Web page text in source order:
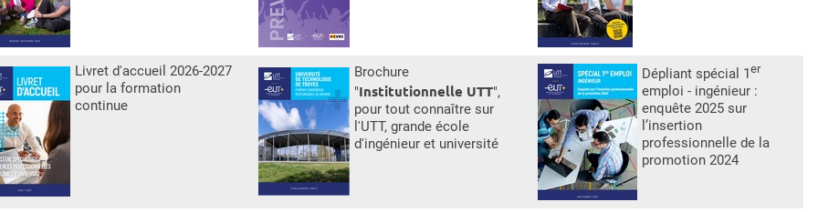
Livret d'accueil 2026-2027
pour la formation
continue
Brochure
"Institutionnelle UTT",
pour tout connaître sur
l'UTT, grande école
d'ingénieur et université
Dépliant spécial 1er
emploi - ingénieur :
enquête 2025 sur
l’insertion
professionnelle de la
promotion 2024